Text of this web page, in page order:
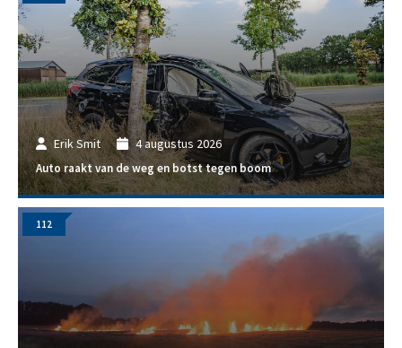
Erik Smit 4 augustus 2026
Auto raakt van de weg en botst tegen boom
112